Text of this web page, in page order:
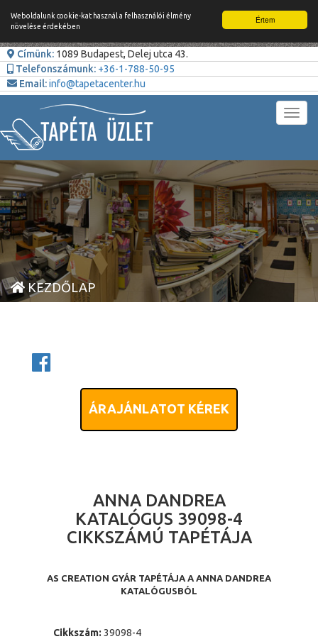
Értem
Weboldalunk cookie-kat használ a felhasználói élmény
növelése érdekében
Címünk: 1089 Budapest, Delej utca 43.
Telefonszámunk: +36-1-788-50-95
Email:info@tapetacenter.hu
KEZDŐLAP
ÁRAJÁNLATOT KÉREK
ANNA DANDREA
KATALÓGUS 39098-4
CIKKSZÁMÚ TAPÉTÁJA
AS CREATION GYÁR TAPÉTÁJA A ANNA DANDREA
KATALÓGUSBÓL
Cikkszám: 39098-4